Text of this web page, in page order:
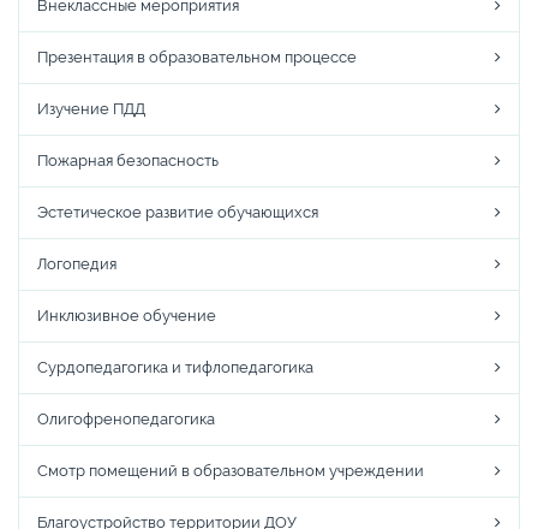
Внеклассные мероприятия
Презентация в образовательном процессе
Изучение ПДД
Пожарная безопасность
Эстетическое развитие обучающихся
Логопедия
Инклюзивное обучение
Сурдопедагогика и тифлопедагогика
Олигофренопедагогика
Смотр помещений в образовательном учреждении
Благоустройство территории ДОУ